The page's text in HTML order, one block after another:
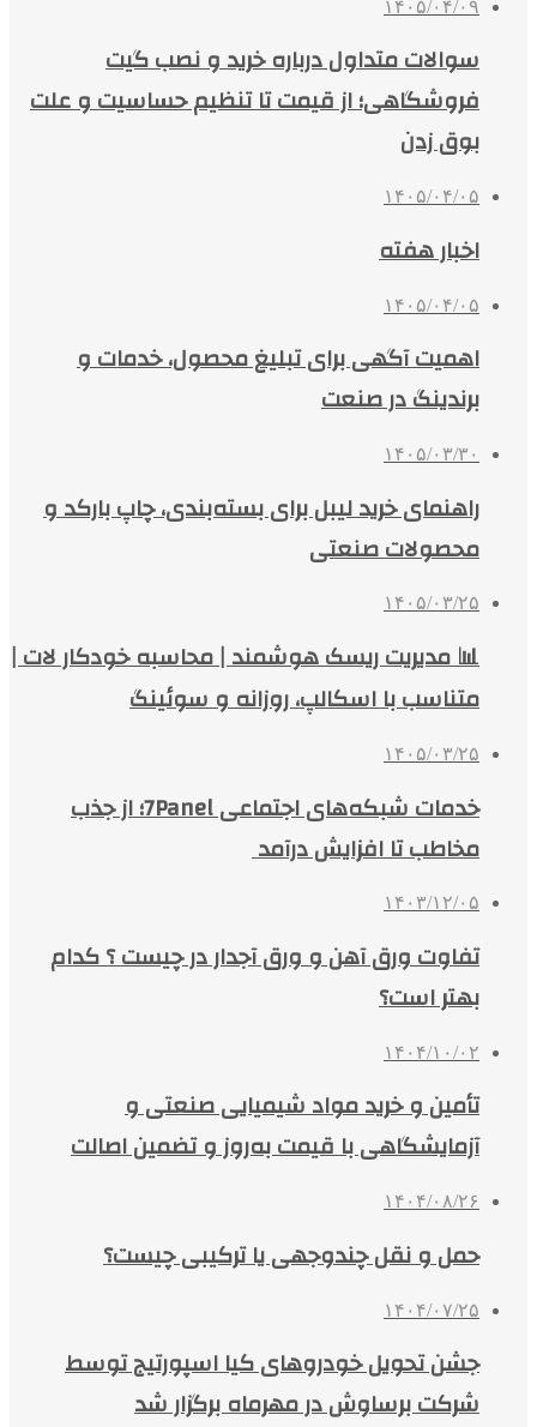
۱۴۰۵/۰۴/۰۹
سوالات متداول درباره خرید و نصب گیت
فروشگاهی؛ از قیمت تا تنظیم حساسیت و علت
بوق زدن
۱۴۰۵/۰۴/۰۵
اخبار هفته
۱۴۰۵/۰۴/۰۵
اهمیت آگهی برای تبلیغ محصول، خدمات و
برندینگ در صنعت
۱۴۰۵/۰۳/۳۰
راهنمای خرید لیبل برای بسته‌بندی، چاپ بارکد و
محصولات صنعتی
۱۴۰۵/۰۳/۲۵
📊 مدیریت ریسک هوشمند | محاسبه خودکار لات |
متناسب با اسکالپ، روزانه و سوئینگ
۱۴۰۵/۰۳/۲۵
خدمات شبکه‌های اجتماعی 7Panel؛ از جذب
مخاطب تا افزایش درآمد
۱۴۰۳/۱۲/۰۵
تفاوت ورق آهن و ورق آجدار در چیست ؟ کدام
بهتر است؟
۱۴۰۴/۱۰/۰۲
تأمین و خرید مواد شیمیایی صنعتی و
آزمایشگاهی با قیمت به‌روز و تضمین اصالت
۱۴۰۴/۰۸/۲۶
حمل و نقل چندوجهی یا ترکیبی چیست؟
۱۴۰۴/۰۷/۲۵
جشن تحویل خودروهای کیا اسپورتیج توسط
شرکت برساوش در مهرماه برگزار شد